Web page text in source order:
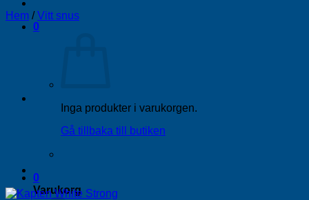
0
Inga produkter i varukorgen.
Gå tillbaka till butiken
0
Varukorg
Hem / Vitt snus